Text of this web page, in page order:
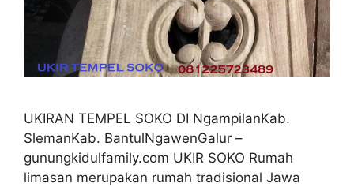
UKIRAN TEMPEL SOKO DI NgampilanKab.
SlemanKab. BantulNgawenGalur –
gunungkidulfamily.com UKIR SOKO Rumah
limasan merupakan rumah tradisional Jawa